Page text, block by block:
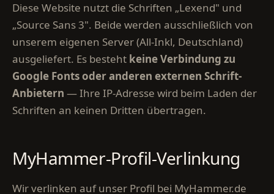
Diese Website nutzt die Schriften „Lexend" und
„Source Sans 3". Beide werden ausschließlich von
unserem eigenen Server (All-Inkl, Deutschland)
ausgeliefert. Es besteht keine Verbindung zu
Google Fonts oder anderen externen Schrift-
Anbietern — Ihre IP-Adresse wird beim Laden der
Schriften an keinen Dritten übertragen.
MyHammer-Profil-Verlinkung
Wir verlinken auf unser Profil bei MyHammer.de